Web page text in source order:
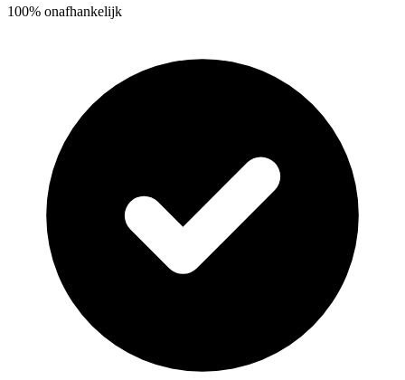
100% onafhankelijk